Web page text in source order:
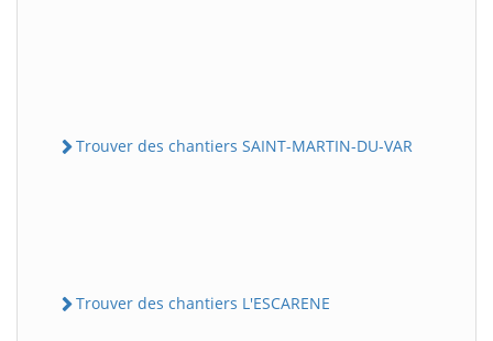
Trouver des chantiers SAINT-MARTIN-DU-VAR
Trouver des chantiers L'ESCARENE